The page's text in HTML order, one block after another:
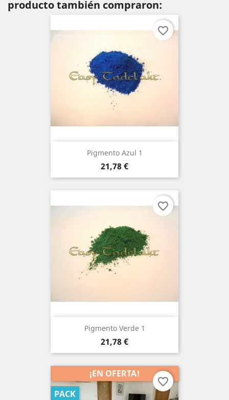
producto también compraron:
Pigmento Azul 1
Precio
21,78 €
favorite_border
Pigmento Verde 1
Precio
21,78 €
favorite_border
¡EN OFERTA!
PACK
favorite_border